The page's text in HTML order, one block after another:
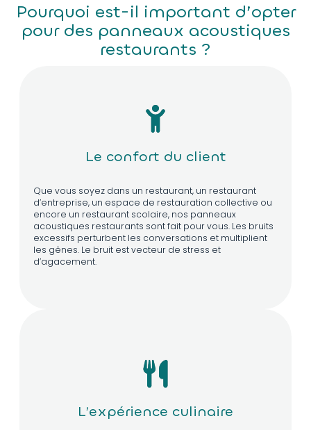
Pourquoi est-il important d’opter
pour des panneaux acoustiques
restaurants ?
Le confort du client
Que vous soyez dans un restaurant, un restaurant
d’entreprise, un espace de restauration collective ou
encore un restaurant scolaire, nos panneaux
acoustiques restaurants sont fait pour vous. Les bruits
excessifs perturbent les conversations et multiplient
les gênes. Le bruit est vecteur de stress et
d’agacement.
L’expérience culinaire